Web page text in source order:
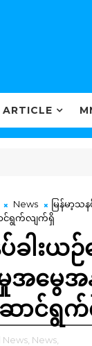
ARTICLE
News
မြန်မာ့
င်ရွက်လျက်ရှိ
ပ်ခါး
အမွေအ
ာင်ရွက်
News,